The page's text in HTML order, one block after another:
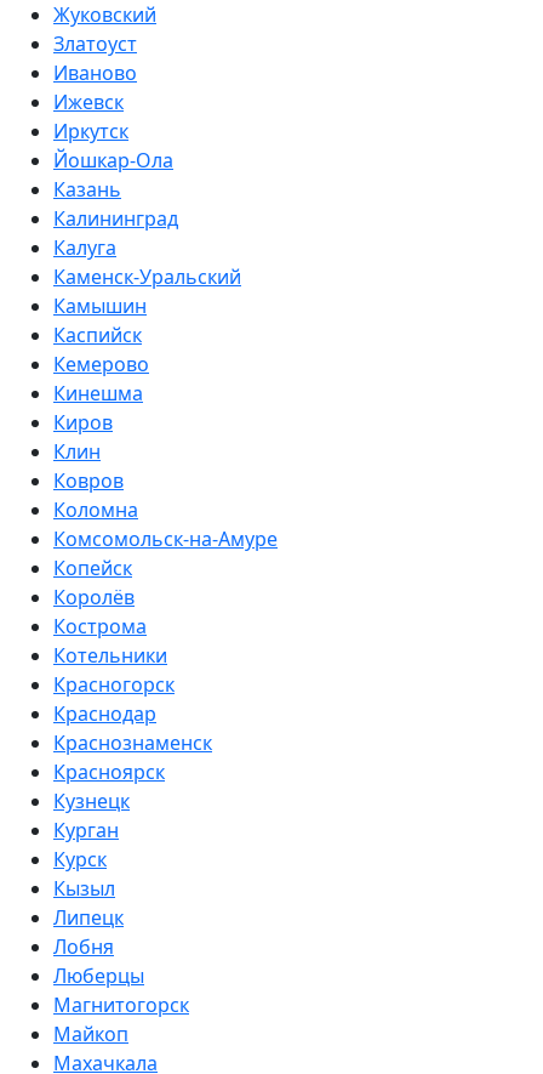
Жуковский
Златоуст
Иваново
Ижевск
Иркутск
Йошкар-Ола
Казань
Калининград
Калуга
Каменск-Уральский
Камышин
Каспийск
Кемерово
Кинешма
Киров
Клин
Ковров
Коломна
Комсомольск-на-Амуре
Копейск
Королёв
Кострома
Котельники
Красногорск
Краснодар
Краснознаменск
Красноярск
Кузнецк
Курган
Курск
Кызыл
Липецк
Лобня
Люберцы
Магнитогорск
Майкоп
Махачкала